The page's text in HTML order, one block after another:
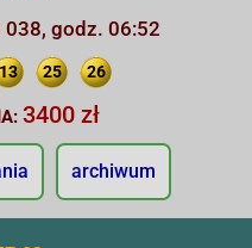
godz. 06:52
25 26
3400 zł
archiwum